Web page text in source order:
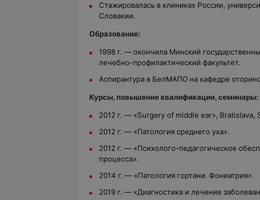
Стажировалась в клиниках России,
Словакии.
Образование:
1998 г. — окончила Минский
лечебно-профилактический факультет.
Аспирантура в БелМАПО на кафедре
Курсы, повышение квалификации, семинары:
2012 г. — «Surgery of middle ear», Bratislava,
2012 г. — «Патология среднего уха».
2012 г. — «Психолого-педагогическое
процесса».
2014 г. — «Патология гортани. Фониатрия».
2019 г. — «Диагностика и лечение